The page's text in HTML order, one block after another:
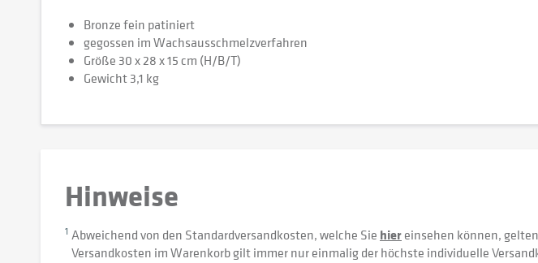
Bronze fein patiniert
gegossen im Wachsausschmelzverfahren
Größe 30 x 28 x 15 cm (H/B/T)
Gewicht 3,1 kg
Hinweise
1 Abweichend von den Standardversandkosten, welche Sie hiereinsehen können,
Versandkosten im Warenkorb gilt immer nur einmalig der höchste individuelle